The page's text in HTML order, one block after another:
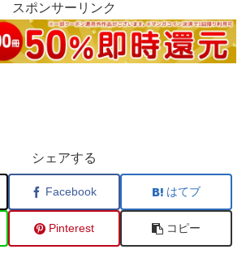
スポンサーリンク
シェアする
Facebook はてブ
Pinterest コピー